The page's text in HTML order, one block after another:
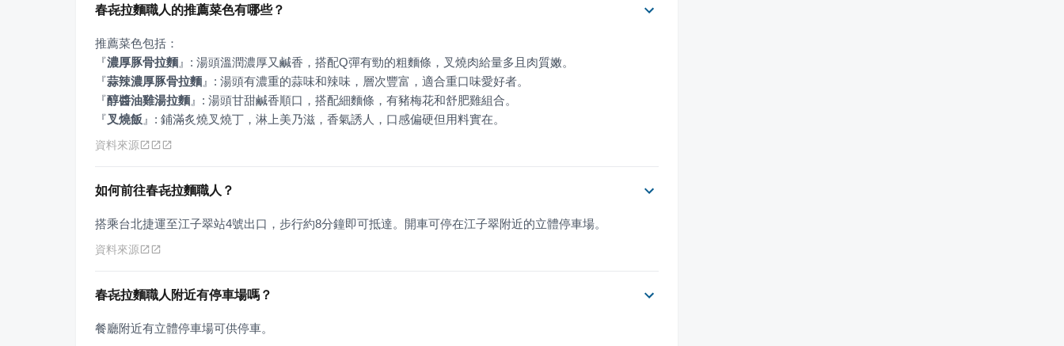
春㐂拉麵職人的推薦菜色有哪些？
『濃厚豚骨拉麵 』
『蒜辣濃厚豚骨拉麵 』
『醇醬油雞湯拉麵 』
『叉燒飯 』 : 鋪滿炙燒叉燒丁，淋上美乃滋，香氣誘人，口感偏硬但用料實在。
資料來源
如何前往春㐂拉麵職人？
搭乘台北捷運至江子翠站4號出口，步行約8分鐘即可抵達。開車可停在江子翠附近的立體停車場。
資料來源
春㐂拉麵職人附近有停車場嗎？
餐廳附近有立體停車場可供停車。